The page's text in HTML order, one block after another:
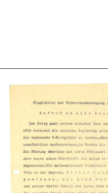
Flugblätter der
Januar